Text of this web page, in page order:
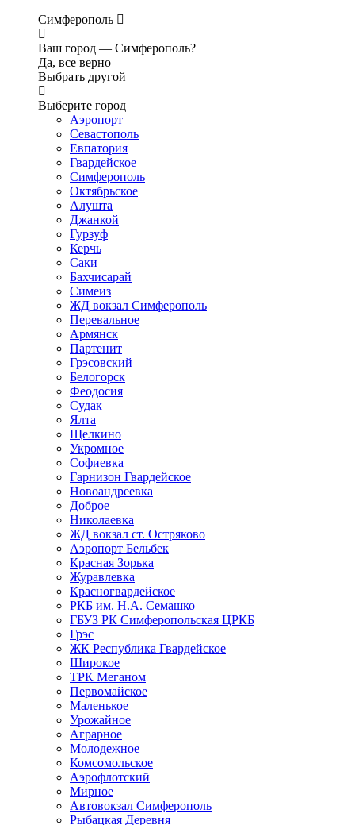
Симферополь
Ваш город — Симферополь?
Да, все верно
Выбрать другой
Выберите город
Аэропорт
Севастополь
Евпатория
Гвардейское
Симферополь
Октябрьское
Алушта
Джанкой
Гурзуф
Керчь
Саки
Бахчисарай
Симеиз
ЖД вокзал Симферополь
Перевальное
Армянск
Партенит
Грэсовский
Белогорск
Феодосия
Судак
Ялта
Щелкино
Укромное
Софиевка
Гарнизон Гвардейское
Новоандреевка
Доброе
Николаевка
ЖД вокзал ст. Остряково
Аэропорт Бельбек
Красная Зорька
Журавлевка
Красногвардейское
РКБ им. Н.А. Семашко
ГБУЗ РК Симферопольская ЦРКБ
Грэс
ЖК Республика Гвардейское
Широкое
ТРК Меганом
Первомайское
Маленькое
Урожайное
Аграрное
Молодежное
Комсомольское
Аэрофлотский
Мирное
Автовокзал Симферополь
Рыбацкая Деревня